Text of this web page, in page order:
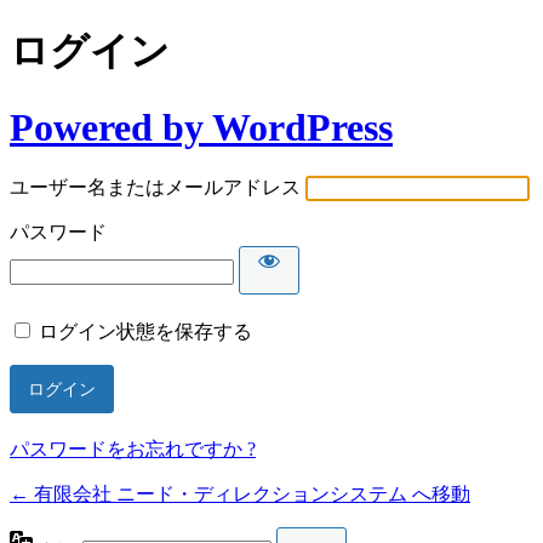
ログイン
Powered by WordPress
ユーザー名またはメールアドレス
パスワード
ログイン状態を保存する
パスワードをお忘れですか ?
← 有限会社 ニード・ディレクションシステム へ移動